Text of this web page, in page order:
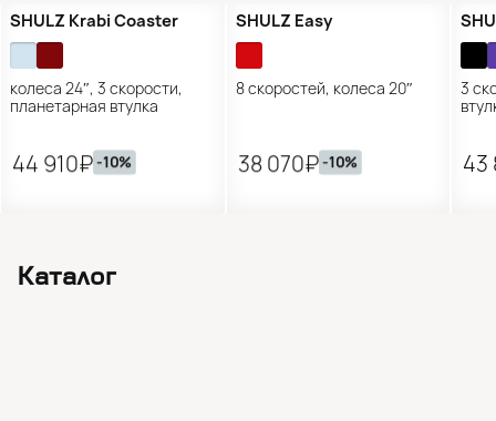
Предзаказ
SHULZ Krabi Coaster
колеса 24″, 3 скорости,
планетарная втулка
44 910₽-10%
Предзаказ
SHULZ Easy
8 скоростей, колеса 20″
38 070₽-10%
3
43
Каталог